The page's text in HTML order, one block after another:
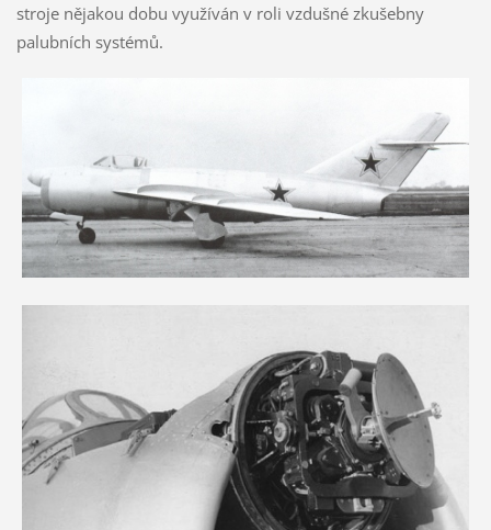
stroje nějakou dobu využíván v roli vzdušné zkušebny
palubních systémů.